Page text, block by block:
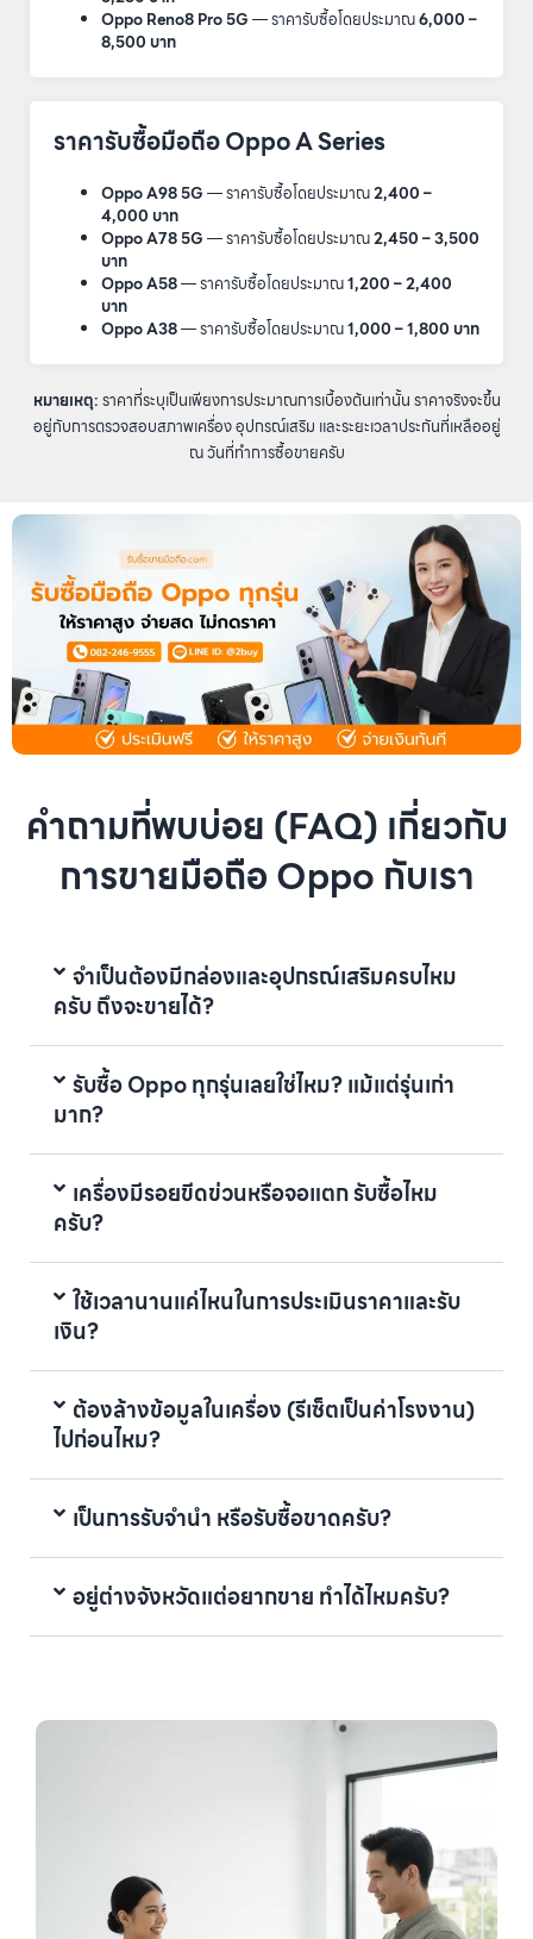
Oppo Reno8 Pro 5G— ราคารับซื้อโดยประมาณ6,000 –
8,500 บาท
ราคารับซื้อมือถือ Oppo A Series
Oppo A98 5G— ราคารับซื้อโดยประมาณ2,400 –
4,000 บาท
Oppo A78 5G— ราคารับซื้อโดยประมาณ2,450 – 3,500
บาท
Oppo A58— ราคารับซื้อโดยประมาณ1,200 – 2,400
บาท
Oppo A38— ราคารับซื้อโดยประมาณ1,000 – 1,800 บาท
หมายเหตุ:ราคาที่ระบุเป็นเพียงการประมาณการเบื้องต้นเท่านั้น ราคาจริงจะขึ้น
อยู่กับการตรวจสอบสภาพเครื่อง อุปกรณ์เสริม และระยะเวลาประกันที่เหลืออยู่
ณ วันที่ทำการซื้อขายครับ
คำถามที่พบบ่อย (FAQ) เกี่ยวกับ
การขายมือถือ Oppo กับเรา
จำเป็นต้องมีกล่องและอุปกรณ์เสริมครบไหม
ครับ ถึงจะขายได้?
รับซื้อ Oppo ทุกรุ่นเลยใช่ไหม? แม้แต่รุ่นเก่า
มาก?
เครื่องมีรอยขีดข่วนหรือจอแตก รับซื้อไหม
ครับ?
ใช้เวลานานแค่ไหนในการประเมินราคาและรับ
เงิน?
ต้องล้างข้อมูลในเครื่อง (รีเซ็ตเป็นค่าโรงงาน)
ไปก่อนไหม?
เป็นการรับจำนำ หรือรับซื้อขาดครับ?
อยู่ต่างจังหวัดแต่อยากขาย ทำได้ไหมครับ?